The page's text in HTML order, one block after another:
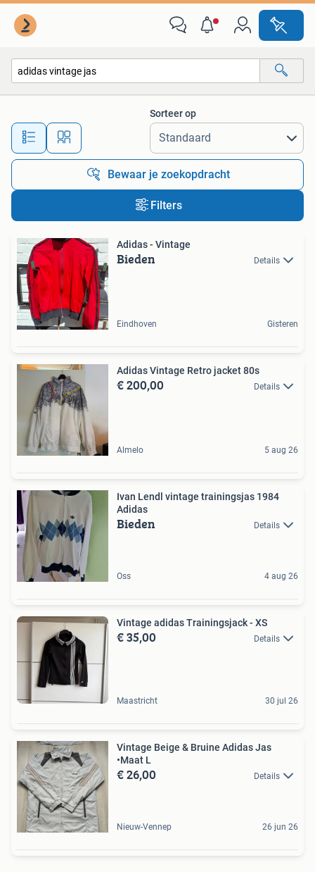
Alle afstanden…
Sorteer op
Bewaar je zoekopdracht
Filters
Adidas - Vintage
Bieden Details
Eindhoven Gisteren
Adidas Vintage Retro jacket 80s
€ 200,00 Details
Almelo 5 aug 26
Ivan Lendl vintage trainingsjas 1984
Adidas
Bieden Details
Oss 4 aug 26
Vintage adidas Trainingsjack - XS
€ 35,00 Details
Maastricht 30 jul 26
Vintage Beige & Bruine Adidas Jas
•Maat L
€ 26,00 Details
Nieuw-Vennep 26 jun 26